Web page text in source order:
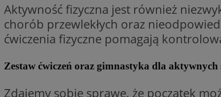
Aktywność fizyczna jest również
chorób przewlekłych oraz
ćwiczenia fizyczne pomagają
Zestaw ćwiczeń oraz gimnastyka dla aktywnych
Zdajemy sobie sprawę, że początek
_clsk
_ga_NBM6HFESG6
OAID
test_cookie
_fbp
MR